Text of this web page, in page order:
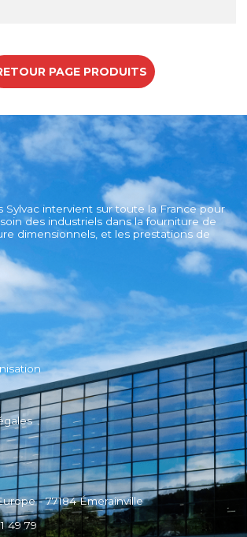
PAGE PRODUITS
Sylvac intervient sur toute la France pour
des industriels dans la fourniture de
dimensionnels, et les prestations de
- 77184 Émerainville
49 79